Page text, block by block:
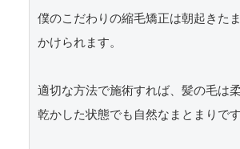
僕のこだわりの縮毛矯正は朝起きた
かけられます。
適切な方法で施術すれば、髪の毛は
乾かした状態でも自然なまとまりです